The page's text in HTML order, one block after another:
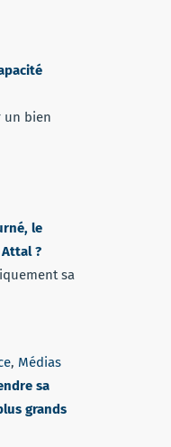
un bien
le
?
sa
, Médias
sa
grands